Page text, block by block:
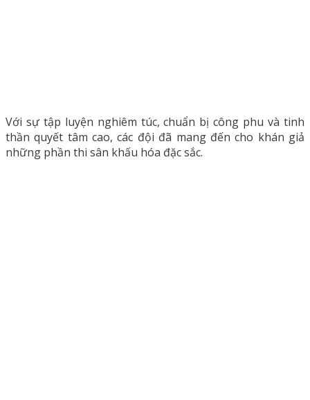
Với sự tập luyện nghiêm túc, chuẩn bị công phu và tinh
thần quyết tâm cao, các đội đã mang đến cho khán giả
những phần thi sân khấu hóa đặc sắc.